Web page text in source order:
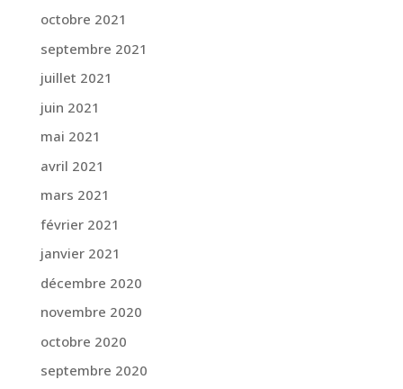
octobre 2021
septembre 2021
juillet 2021
juin 2021
mai 2021
avril 2021
mars 2021
février 2021
janvier 2021
décembre 2020
novembre 2020
octobre 2020
septembre 2020